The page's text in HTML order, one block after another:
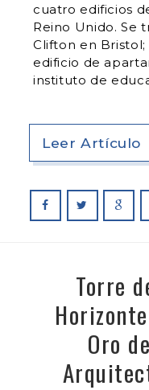
cuatro edificios
Reino Unido. Se
Clifton en
edificio de
instituto de
Leer Artículo
Torre
Oro